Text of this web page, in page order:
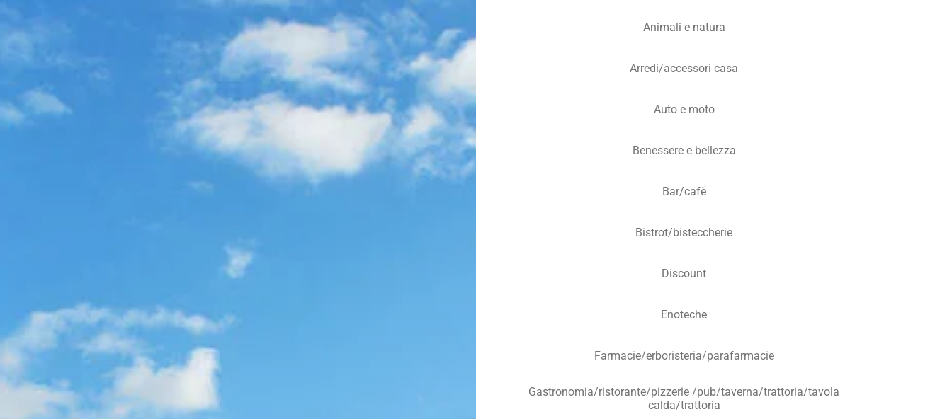
Animali e natura
Arredi/accessori casa
Auto e moto
Benessere e bellezza
Bar/cafè
Bistrot/bisteccherie
Discount
Enoteche
Farmacie/erboristeria/parafarmacie
Gastronomia/ristorante/pizzerie /pub/taverna/trattoria/tavola
calda/trattoria